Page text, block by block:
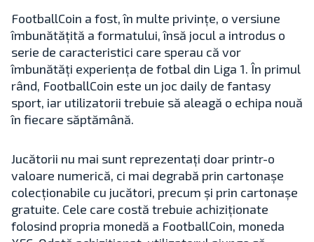
FootballCoin a fost, în multe privințe, o versiune
îmbunătățită a formatului, însă jocul a introdus o
serie de caracteristici care sperau că vor
îmbunătăți experiența de fotbal din Liga 1. În primul
rând, FootballCoin este un joc daily de fantasy
sport, iar utilizatorii trebuie să aleagă o echipa nouă
în fiecare săptămână.
Jucătorii nu mai sunt reprezentați doar printr-o
valoare numerică, ci mai degrabă prin cartonașe
colecționabile cu jucători, precum și prin cartonașe
gratuite. Cele care costă trebuie achiziționate
folosind propria monedă a FootballCoin, moneda